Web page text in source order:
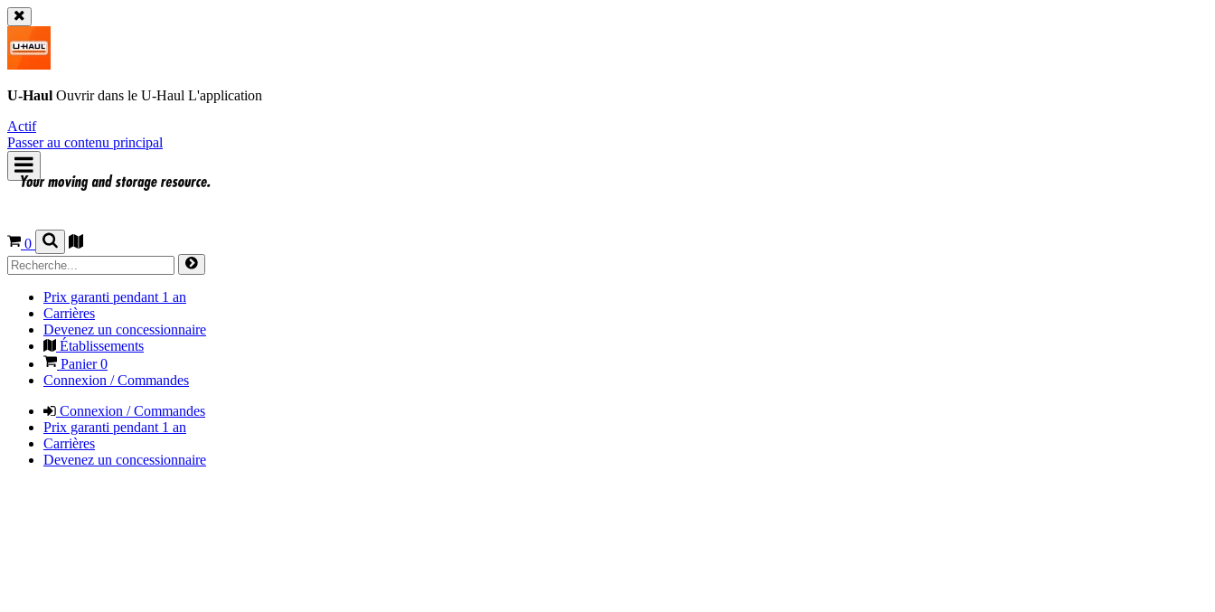
U-Haul Ouvrir dans le U-Haul L'application
Actif
Passer au contenu principal
0
Prix garanti pendant 1 an
Carrières
Devenez un concessionnaire
Établissements
Panier0
Connexion / Commandes
Connexion / Commandes
Prix garanti pendant 1 an
Carrières
Devenez un concessionnaire